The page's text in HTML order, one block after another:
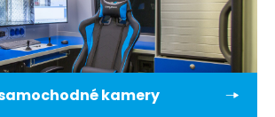
kamery